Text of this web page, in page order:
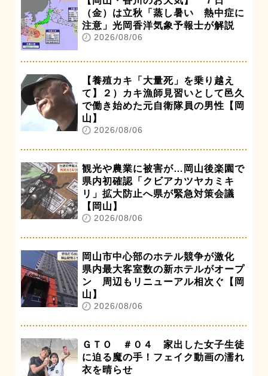
（金）は立秋「蒸し暑い 熱中症に
注意」光岡香洋気象予報士が解説
2026/08/06
【養殖カキ「大量死」を乗り越え
て】２）カキ漁師見習いとして邑久
で働き始めた元自衛隊員の男性【岡
山】
2026/08/06
観光や農業に被害が…岡山後楽園で
県内初確認「クビアカツヤカミキ
リ」拡大防止へ県が緊急対策会議
【岡山】
2026/08/06
岡山市中心部のホテル競争が激化
県内最大客室数の新ホテルがオープ
ン 周辺もリニューアル相次ぐ【岡
山】
2026/08/06
ＧＴＯ ＃０４ 家出した女子生徒
に迫る魔の手！フェイク動画の濡れ
衣を晴らせ